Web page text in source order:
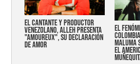
EL CANTANTE Y PRODUCTOR
VENEZOLANO, ALLEH PRESENTA
"AMOUREUX", SU DECLARACIÓN
DE AMOR
EL
MALUMA
EL